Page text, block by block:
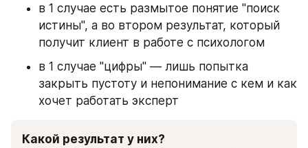
в 1 случае есть размытое понятие "поиск
истины", а во втором результат, который
получит клиент в работе с психологом
в 1 случае "цифры" — лишь попытка
закрыть пустоту и непонимание с кем и как
хочет работать эксперт
Какой результат у них?